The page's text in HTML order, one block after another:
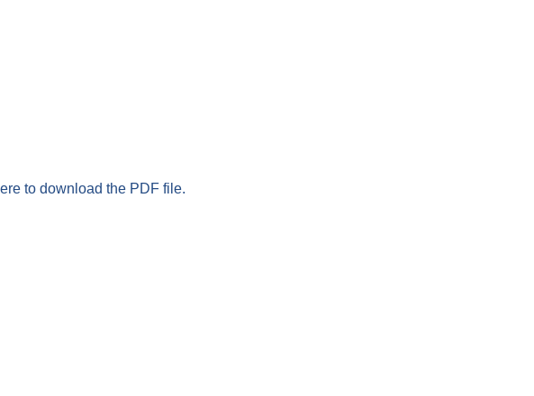
to download the PDF file.